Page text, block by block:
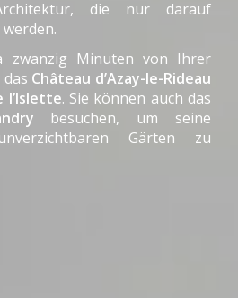
die nur darauf
zwanzig Minuten von Ihrer
Château d’Azay-le-Rideau
l’Islette. Sie können auch das
besuchen, um seine
Gärten zu